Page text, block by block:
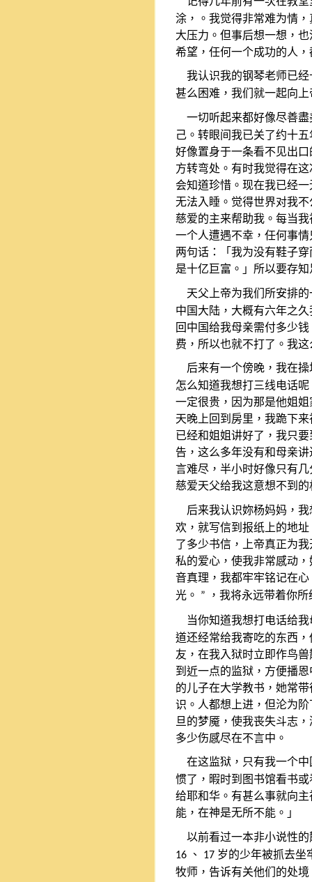
涂，。我觉得非常难为情
大压力。但事后想一想，
希望，任何一个成功的人
我认识我的钢琴老师已
甚么困难，我们就一起向
一切听起来都好像尽善
己。转眼间我已关了约十
好像置身于一条看不见出
方转弯处。有时我觉得在
会知道珍惜。现在我已经
无法入睡。觉得世界对我
慈爱的主来帮助我。每当
一个人遭遇不幸，任何事
两句话：「我为没有鞋子
是十亿巨富。」所以要存
天父上帝为我们所安排
中国大陆，大概有六年之
回中国给我母亲需付多少
费，所以也就不打了。我
后来有一个傍晚，我在
怎么知道我想打三线电话
一定很贵，因为那是他姐
天晚上回到房里，我跪下
已经和姐姐讲好了，我只
告，这么多年没有和母亲
言难尽，半小时好像只有
慈爱天父给我这意想不到的
后来我认识妳杨妈妈，
欢，就写信到报纸上的地
了多少书信，上帝真正为
私的爱心，使我非常感动
音真理，我都牢牢铭记在
光。
” ，我将永远带着你
当你知道我想打电话给
道还经常给我寄吃的东西
友，在我入狱时立即作鸟
到近一点的监狱，方便播
的儿子在大学教书，她常
识。人都想上进，但沦为
旦的梦魇，使我丧失斗志
多少伤感尽在不言中。
在这监狱，只有我一个
惯了，暇时到图书馆看书
给耶和华。有甚么事就向
能，在神是无所不能。」
以前看过一本非小说性
16 、 17 岁的少年被抓去坐
牧师，告诉有关他们的处